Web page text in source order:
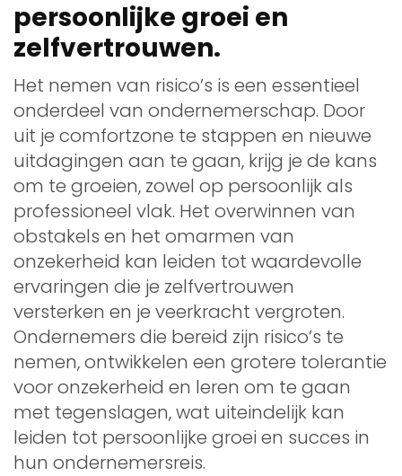
persoonlijke groei en
zelfvertrouwen.
Het nemen van risico’s is een essentieel
onderdeel van ondernemerschap. Door
uit je comfortzone te stappen en nieuwe
uitdagingen aan te gaan, krijg je de kans
om te groeien, zowel op persoonlijk als
professioneel vlak. Het overwinnen van
obstakels en het omarmen van
onzekerheid kan leiden tot waardevolle
ervaringen die je zelfvertrouwen
versterken en je veerkracht vergroten.
Ondernemers die bereid zijn risico’s te
nemen, ontwikkelen een grotere tolerantie
voor onzekerheid en leren om te gaan
met tegenslagen, wat uiteindelijk kan
leiden tot persoonlijke groei en succes in
hun ondernemersreis.